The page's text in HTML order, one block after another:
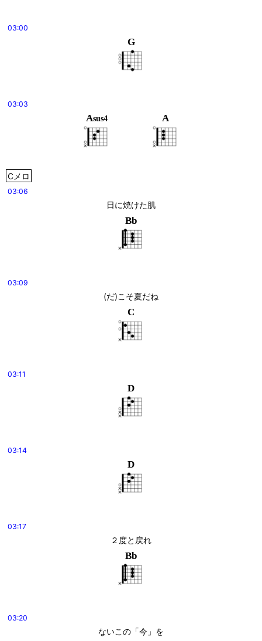
03:00
G
03:03
Asus4 A
Cメロ
03:06
日に焼けた肌
Bb
03:09
(だ)こそ夏だね
C
03:11
D
03:14
D
03:17
２度と戻れ
Bb
03:20
ないこの「今」を